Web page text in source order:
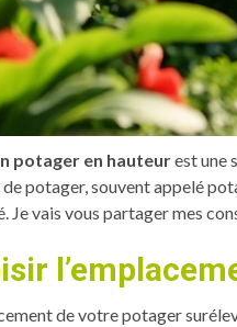
potager en hauteurest une
potager, souvent appelé
Je vais vous partager mes
de votre potager